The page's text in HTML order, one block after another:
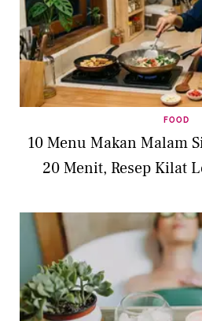
FOOD
10 Menu Makan Malam
20 Menit, Resep Kilat